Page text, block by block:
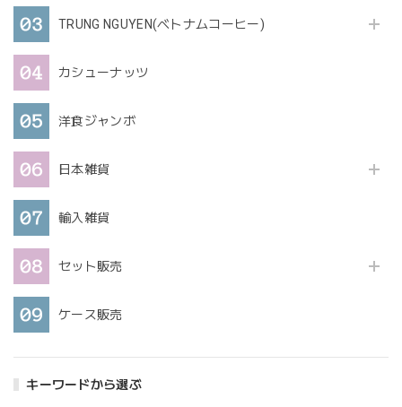
TRUNG NGUYEN(ベトナムコーヒー)
カシューナッツ
洋食ジャンボ
日本雑貨
輸入雑貨
セット販売
ケース販売
キーワードから選ぶ